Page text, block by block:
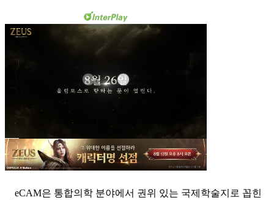
eCAM은 통합의학 분야에서 권위 있는 국제학술지로 꼽힌